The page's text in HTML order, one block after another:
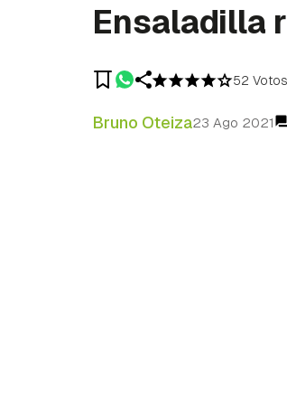
Ensaladilla
52 Votos
Bruno Oteiza23 Ago 2021